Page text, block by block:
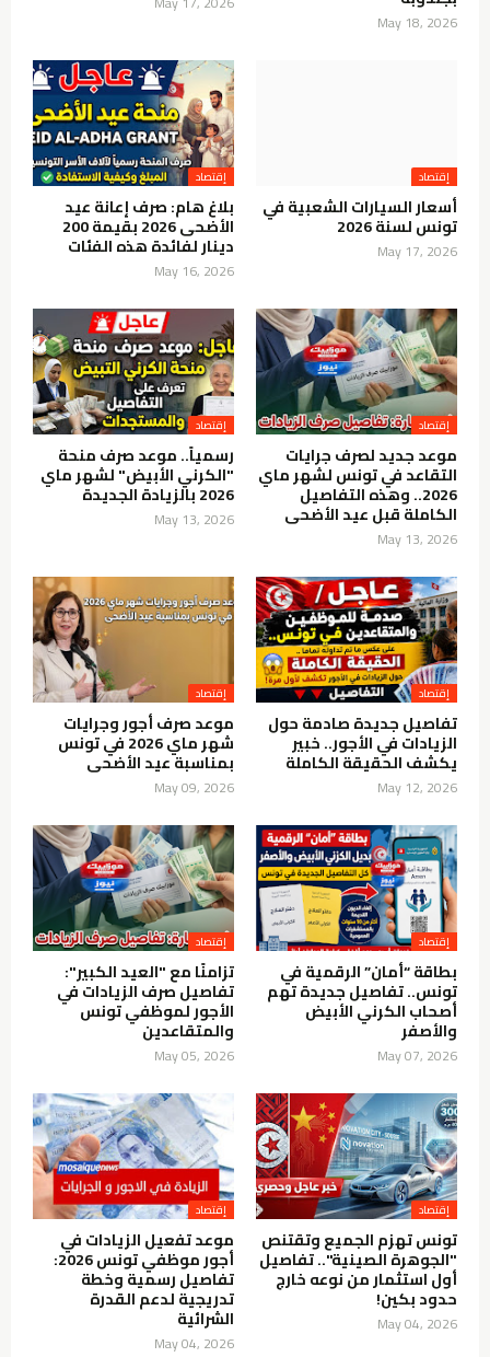
May 18, 2026
إقتصاد
أسعار السيارات الشعبية في
تونس لسنة 2026
May 17, 2026
إقتصاد
بلاغ هام: صرف إعانة عيد
الأضحى 2026 بقيمة 200
دينار لفائدة هذه الفئات
May 16, 2026
إقتصاد
موعد جديد لصرف جرايات
التقاعد في تونس لشهر ماي
2026.. وهذه التفاصيل
الكاملة قبل عيد الأضحى
May 13, 2026
إقتصاد
رسمياً.. موعد صرف منحة
"الكرني الأبيض" لشهر ماي
2026 بالزيادة الجديدة
May 13, 2026
إقتصاد
تفاصيل جديدة صادمة حول
الزيادات في الأجور.. خبير
يكشف الحقيقة الكاملة
May 12, 2026
إقتصاد
موعد صرف أجور وجرايات
شهر ماي 2026 في تونس
بمناسبة عيد الأضحى
May 09, 2026
إقتصاد
بطاقة “أمان” الرقمية في
تونس.. تفاصيل جديدة تهم
أصحاب الكرني الأبيض
والأصفر
May 07, 2026
إقتصاد
تزامنًا مع "العيد الكبير":
تفاصيل صرف الزيادات في
الأجور لموظفي تونس
والمتقاعدين
May 05, 2026
إقتصاد
تونس تهزم الجميع وتقتنص
"الجوهرة الصينية".. تفاصيل
أول استثمار من نوعه خارج
حدود بكين!
May 04, 2026
إقتصاد
موعد تفعيل الزيادات في
أجور موظفي تونس 2026:
تفاصيل رسمية وخطة
تدريجية لدعم القدرة
الشرائية
May 04, 2026